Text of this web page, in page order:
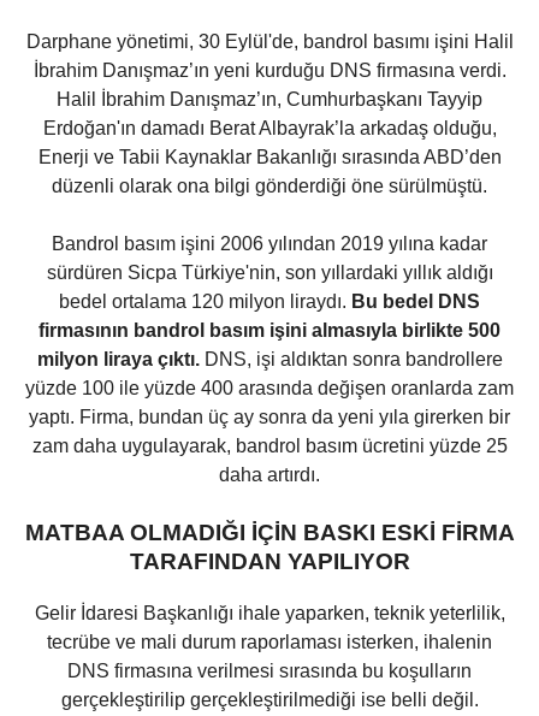
Darphane yönetimi, 30 Eylül'de, bandrol basımı işini Halil
İbrahim Danışmaz’ın yeni kurduğu DNS firmasına verdi.
Halil İbrahim Danışmaz’ın, Cumhurbaşkanı Tayyip
Erdoğan'ın damadı Berat Albayrak’la arkadaş olduğu,
Enerji ve Tabii Kaynaklar Bakanlığı sırasında ABD’den
düzenli olarak ona bilgi gönderdiği öne sürülmüştü.
Bandrol basım işini 2006 yılından 2019 yılına kadar
sürdüren Sicpa Türkiye'nin, son yıllardaki yıllık aldığı
bedel ortalama 120 milyon liraydı. Bu bedel DNS
firmasının bandrol basım işini almasıyla birlikte 500
milyon liraya çıktı.DNS, işi aldıktan sonra bandrollere
yüzde 100 ile yüzde 400 arasında değişen oranlarda zam
yaptı. Firma, bundan üç ay sonra da yeni yıla girerken bir
zam daha uygulayarak, bandrol basım ücretini yüzde 25
daha artırdı.
MATBAA OLMADIĞI İÇİN BASKI ESKİ FİRMA
TARAFINDAN YAPILIYOR
Gelir İdaresi Başkanlığı ihale yaparken, teknik yeterlilik,
tecrübe ve mali durum raporlaması isterken, ihalenin
DNS firmasına verilmesi sırasında bu koşulların
gerçekleştirilip gerçekleştirilmediği ise belli değil.